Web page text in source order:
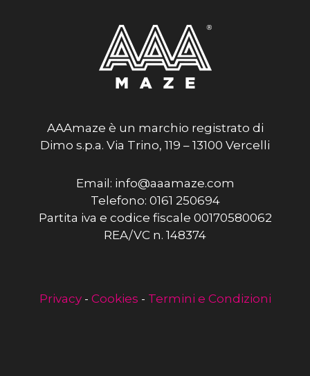
AAAmaze è un marchio registrato di
Dimo s.p.a. Via Trino, 119 – 13100 Vercelli
Email: info@aaamaze.com
Telefono: 0161 250694
Partita iva e codice fiscale 00170580062
REA/VC n. 148374
Privacy- Cookies - Termini e Condizioni